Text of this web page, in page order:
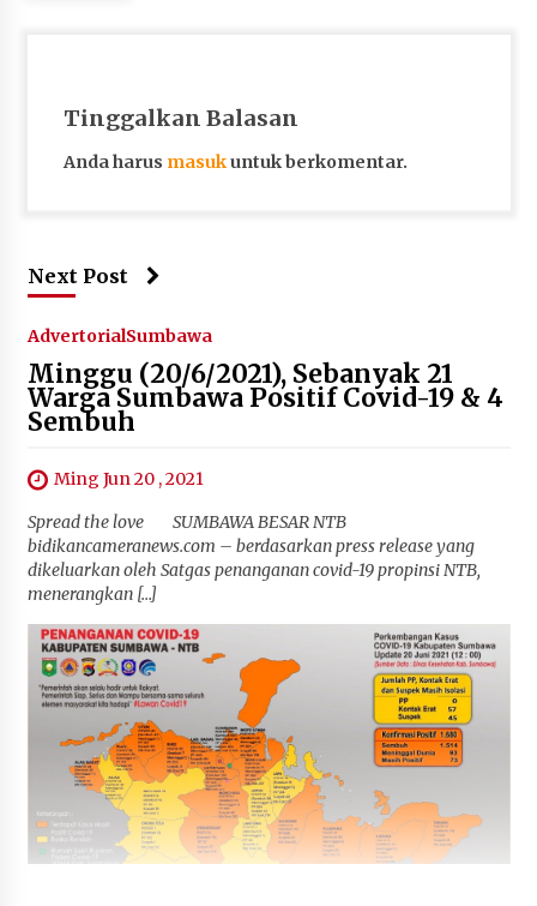
Tinggalkan Balasan
Anda harus masukuntuk berkomentar.
Next Post
AdvertorialSumbawa
Minggu (20/6/2021), Sebanyak 21
Warga Sumbawa Positif Covid-19 & 4
Sembuh
Ming Jun 20 , 2021
Spread the love SUMBAWA BESAR NTB
bidikancameranews.com – berdasarkan press release yang
dikeluarkan oleh Satgas penanganan covid-19 propinsi NTB,
menerangkan […]